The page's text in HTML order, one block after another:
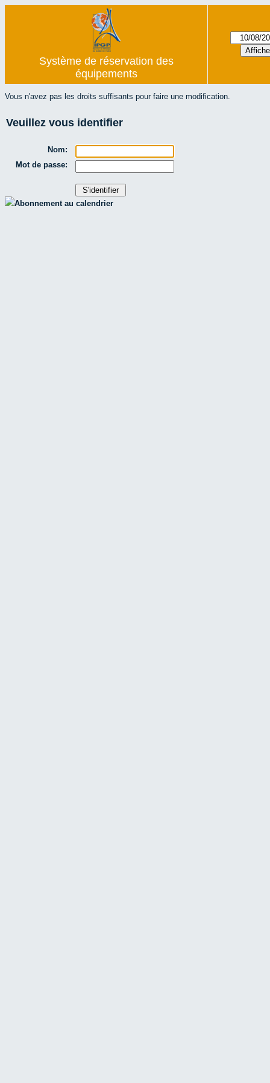
Système de réservation des
équipements
Vous n'avez pas les droits suffisants pour faire une modification.
Veuillez vous identifier
Nom:
Mot de passe:
Abonnement au calendrier